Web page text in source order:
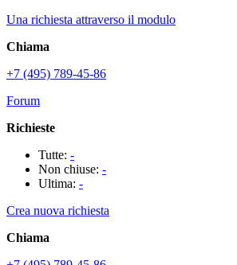
Una richiesta attraverso il modulo
Chiama
+7 (495) 789-45-86
Forum
Richieste
Tutte: -
Non chiuse: -
Ultima: -
Crea nuova richiesta
Chiama